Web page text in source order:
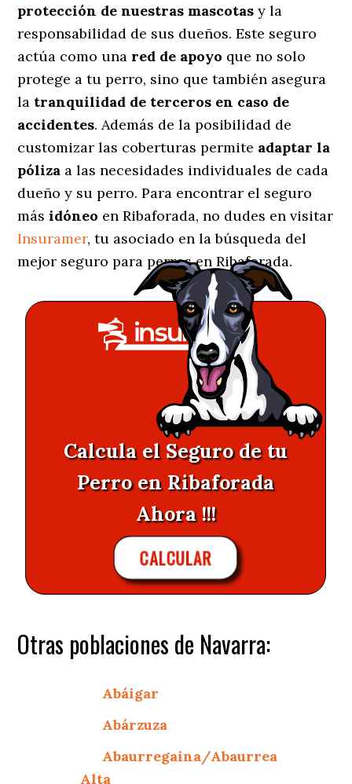
protección de nuestras mascotas y la
responsabilidad de sus dueños. Este seguro
actúa como una red de apoyo que no solo
protege a tu perro, sino que también asegura
la tranquilidad de terceros en caso de
accidentes. Además de la posibilidad de
customizar las coberturas permite adaptar la
póliza a las necesidades individuales de cada
dueño y su perro. Para encontrar el seguro
másidóneo en Ribaforada, no dudes en visitar
Insuramer, tu asociado en la búsqueda del
mejor seguro para perros en Ribaforada.
Calcula el Seguro de tu
Perro en Ribaforada
Ahora !!!
CALCULAR
Otras poblaciones de Navarra:
Abáigar
Abárzuza
Abaurregaina/Abaurrea
Alta